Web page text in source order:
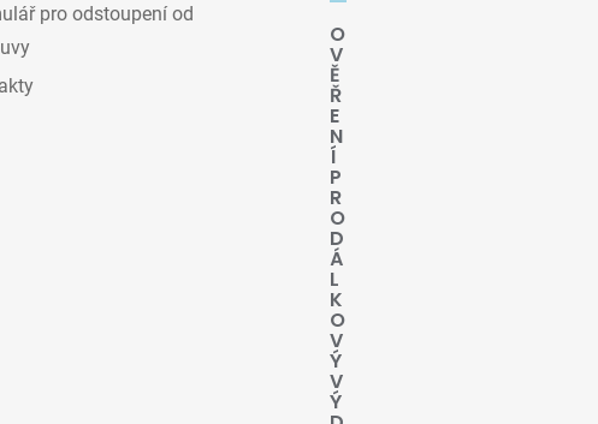
pro odstoupení od
O
V
Ě
Ř
E
N
Í
P
R
O
D
Á
L
K
O
V
Ý
V
Ý